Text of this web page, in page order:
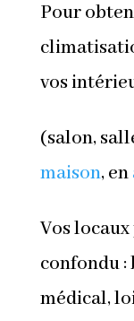
Pour
vos
(salon,
maison, en
Vos
confondu :
médical,